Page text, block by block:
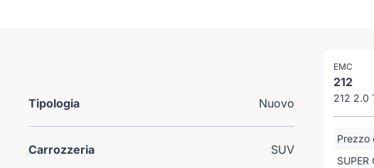
Tipologia Nuovo
Carrozzeria SUV
EMC
212
Prezzo
SUPER